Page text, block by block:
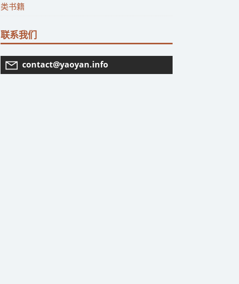
类书籍
联系我们
contact@yaoyan.info